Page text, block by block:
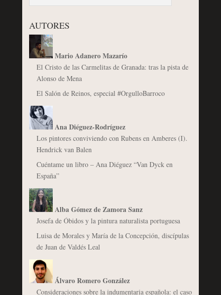
AUTORES
Mario Adanero Mazarío
El Cristo de las Carmelitas de Granada: tras la pista de
Alonso de Mena
El Salón de Reinos, especial #OrgulloBarroco
Ana Diéguez-Rodríguez
Los pintores conviviendo con Rubens en Amberes (I).
Hendrick van Balen
Cuéntame un libro – Ana Diéguez “Van Dyck en
España”
Alba Gómez de Zamora Sanz
Josefa de Óbidos y la pintura naturalista portuguesa
Luisa de Morales y María de la Concepción, discípulas
de Juan de Valdés Leal
Álvaro Romero González
Consideraciones sobre la indumentaria española: el caso